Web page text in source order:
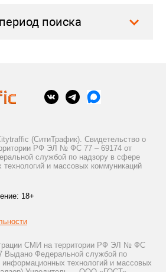
поиска
(СитиТрафик). Свидетельство о
РФ ЭЛ № ФС 77 – 69174 от
службой по надзору в сфере
и массовых коммуникаций
18+
СМИ на территории РФ ЭЛ № ФС
Выдано Федеральной службой по
технологий и массовых